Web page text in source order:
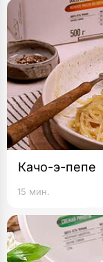
Качо-э-пепе
15 мин.